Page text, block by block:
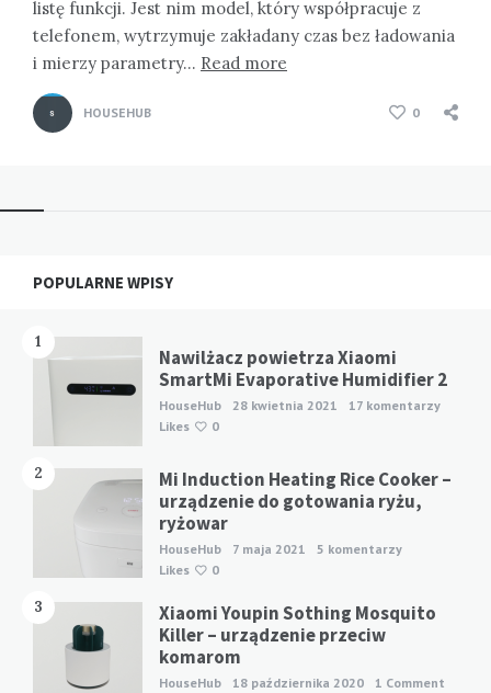
listę funkcji. Jest nim model, który współpracuje z
telefonem, wytrzymuje zakładany czas bez ładowania
i mierzy parametry… Read more
HOUSEHUB 0
Widgets
POPULARNE WPISY
1
Nawilżacz powietrza Xiaomi
SmartMi Evaporative Humidifier 2
HouseHub 28 kwietnia 2021
17 komentarzy
Likes
0
2
Mi Induction Heating Rice Cooker –
urządzenie do gotowania ryżu,
ryżowar
HouseHub 7 maja 2021
5 komentarzy
Likes
0
3
Xiaomi Youpin Sothing Mosquito
Killer – urządzenie przeciw
komarom
HouseHub 18 października 2020
1 Comment